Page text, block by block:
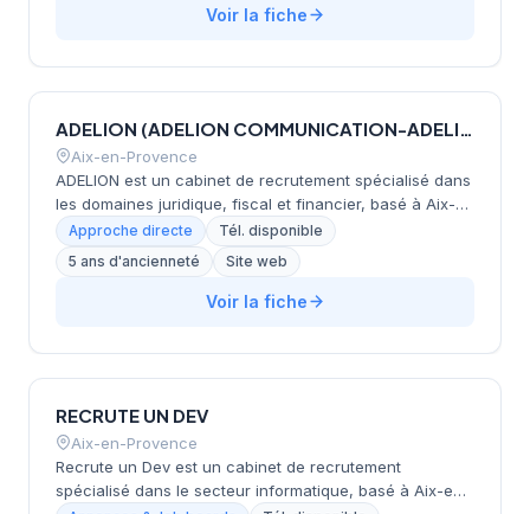
complémentaires incluant l'interim exécutif, le conseil
d'organisations de toute taille et de tous secteurs dans
leurs transformations RH, managériales et
organisationnelles.
Voir la fiche
ADELION (ADELION COMMUNICATION-ADELION CONSEIL-ADELION CONSEIL DIGITAL-ADELION CONSEIL EN RECRUTEMENT-ADELION)
Aix-en-Provence
ADELION est un cabinet de recrutement spécialisé dans
les domaines juridique, fiscal et financier, basé à Aix-
en-Provence. Le groupe propose des services de
conseil en recrutement et agit comme un talent hub
dédié à ces secteurs d'activité. ADELION accompagne
les entreprises dans le recrutement de leurs
Approche directe
Tél. disponible
5 ans d'ancienneté
Site web
Voir la fiche
RECRUTE UN DEV
Aix-en-Provence
Recrute un Dev est un cabinet de recrutement
spécialisé dans le secteur informatique, basé à Aix-en-